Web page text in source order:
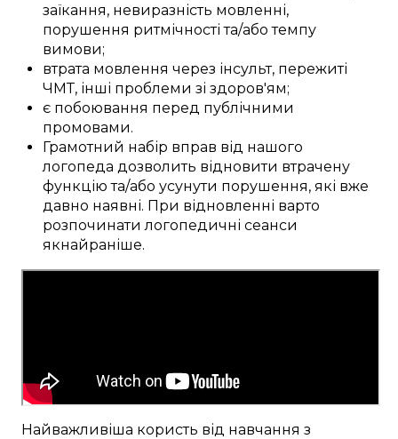
заїкання, невиразність мовленні,
порушення ритмічності та/аботемпу
вимови;
втрата мовлення через інсульт, пережиті
ЧМТ, інші проблеми зі здоров'ям;
є побоювання перед публічними
промовами.
Грамотний набір вправ від нашого
логопеда дозволить відновити втрачену
функцію та/або усунути порушення, які вже
давно наявні. При відновленні варто
розпочинати логопедичні сеанси
якнайраніше.
Найважливіша користь від навчання з